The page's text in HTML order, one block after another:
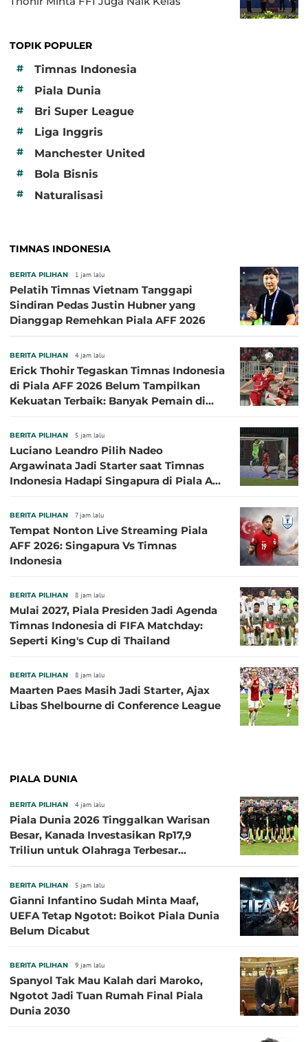
TOPIK POPULER
#
Timnas Indonesia
# Piala Dunia
# Bri Super League
# Liga Inggris
# Manchester United
# Bola Bisnis
# Naturalisasi
TIMNAS INDONESIA
BERITA PILIHAN 1 jam lalu
Pelatih Timnas Vietnam Tanggapi
Sindiran Pedas Justin Hubner yang
Dianggap Remehkan Piala AFF 2026
BERITA PILIHAN 4 jam lalu
Erick Thohir Tegaskan Timnas Indonesia
di Piala AFF 2026 Belum Tampilkan
Kekuatan Terbaik: Banyak Pemain di
BERITA PILIHAN 5 jam lalu
Luciano Leandro Pilih Nadeo
Argawinata Jadi Starter saat Timnas
Indonesia Hadapi Singapura di Piala AFF
BERITA PILIHAN 7 jam lalu
Tempat Nonton Live Streaming Piala
AFF 2026: Singapura Vs Timnas
Indonesia
BERITA PILIHAN 8 jam lalu
Mulai 2027, Piala Presiden Jadi Agenda
Timnas Indonesia di FIFA Matchday:
Seperti King's Cup di Thailand
BERITA PILIHAN 8 jam lalu
Maarten Paes Masih Jadi Starter, Ajax
Libas Shelbourne di Conference League
PIALA DUNIA
BERITA PILIHAN 4 jam lalu
Piala Dunia 2026 Tinggalkan Warisan
Besar, Kanada Investasikan Rp17,9
Triliun untuk Olahraga Terbesar
BERITA PILIHAN 5 jam lalu
Gianni Infantino Sudah Minta Maaf,
UEFA Tetap Ngotot: Boikot Piala Dunia
Belum Dicabut
BERITA PILIHAN 9 jam lalu
Spanyol Tak Mau Kalah dari Maroko,
Ngotot Jadi Tuan Rumah Final Piala
Dunia 2030